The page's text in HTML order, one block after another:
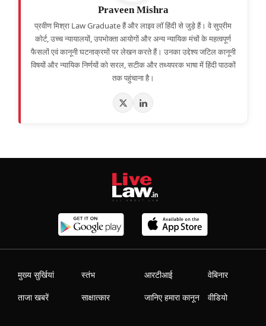
Praveen Mishra
प्रवीण मिश्रा Law Graduate हैं और लाइव लॉ हिंदी से जुड़े हैं। वे सुप्रीम
कोर्ट, उच्च न्यायालयों, उपभोक्ता आयोगों और अन्य न्यायिक मंचों के महत्वपूर्ण
फैसलों एवं कानूनी घटनाक्रमों पर लेखन करते हैं। उनका उद्देश्य जटिल कानूनी
विषयों और न्यायिक निर्णयों को सरल, सटीक और तथ्यपरक भाषा में हिंदी पाठकों
तक पहुंचाना है।
मुख्य सुर्खियां
ताजा खबरें
स्तंभ
साक्षात्कार
आरटीआई
जानिए हमारा कानून
वेबिनार
वीडियो